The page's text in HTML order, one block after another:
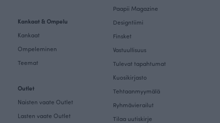
Kankaat & Ompelu
Kankaat
Ompeleminen
Teemat
Outlet
Naisten vaate Outlet
Lasten vaate Outlet
Paapii Magazine
Designtiimi
Finsket
Vastuullisuus
Tulevat tapahtumat
Kuosikirjasto
Tehtaanmyymälä
Ryhmävierailut
Tilaa uutiskirje